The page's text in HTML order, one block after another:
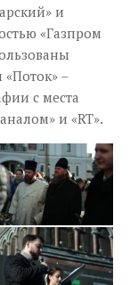
и
«Газпром
–
с места
и «RT».